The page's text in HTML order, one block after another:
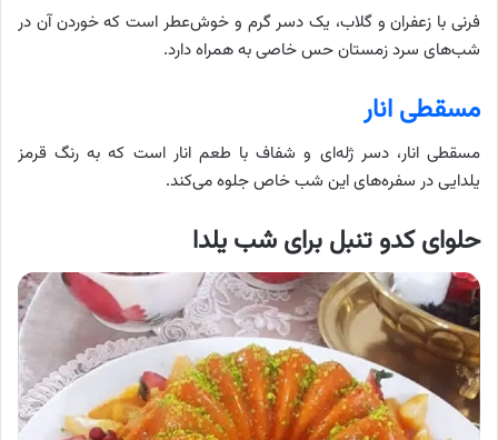
فرنی با زعفران و گلاب، یک دسر گرم و خوش‌عطر است که خوردن آن در
شب‌های سرد زمستان حس خاصی به همراه دارد.
مسقطی انار
مسقطی انار، دسر ژله‌ای و شفاف با طعم انار است که به رنگ قرمز
یلدایی در سفره‌های این شب خاص جلوه می‌کند.
حلوای کدو تنبل برای شب یلدا